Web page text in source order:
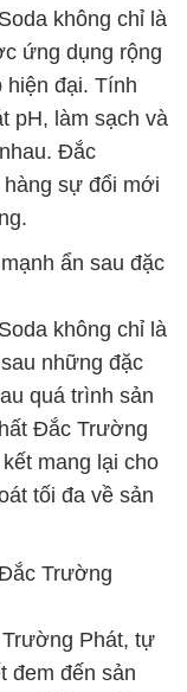
không chỉ là
ứng dụng rộng
hiện đại. Tính
pH, làm sạch và
Đắc
sự đổi mới
ẩn sau đặc
không chỉ là
những đặc
quá trình sản
Đắc Trường
mang lại cho
tối đa về sản
Trường
Phát, tự
đem đến sản